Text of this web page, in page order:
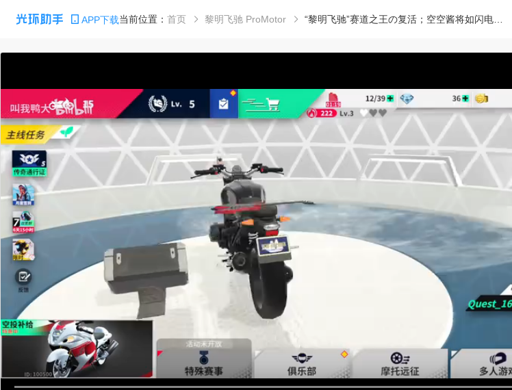
APP下载当前位置： 首页 黎明飞驰 ProMotor